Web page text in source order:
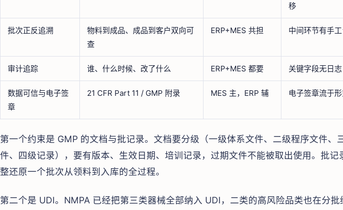
移
批次正反追溯
物料到成品、成品到客户双向可
查
ERP+MES 共担 中间环节有手
审计追踪 谁、什么时候、改了什么 ERP+MES 都要 关键字段无日志
数据可信与电子签
章
21 CFR Part 11 / GMP 附录 MES 主，ERP 辅 电子签章流于
第一个约束是 GMP 的文档与批记录。文档要分级（一级体系文件、二级程序文件、
件、四级记录），要有版本、生效日期、培训记录，过期文件不能被取出使用。批记
整还原一个批次从领料到入库的全过程。
第二个是 UDI。NMPA 已经把第三类器械全部纳入 UDI，二类的高风险品类也在分批